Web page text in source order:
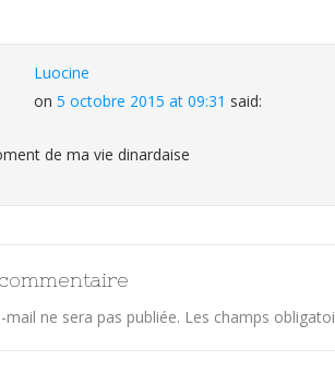
Luocine
on 5 octobre 2015 at 09:31 said:
de ma vie dinardaise
ne sera pas publiée. Les champs